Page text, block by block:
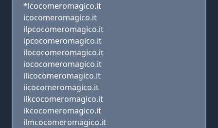
*lcocomeromagico.it
icocomeromagico.it
ilpcocomeromagico.it
ipcocomeromagico.it
ilococomeromagico.it
iococomeromagico.it
ilicocomeromagico.it
iicocomeromagico.it
ilkcocomeromagico.it
ikcocomeromagico.it
ilmcocomeromagico.it